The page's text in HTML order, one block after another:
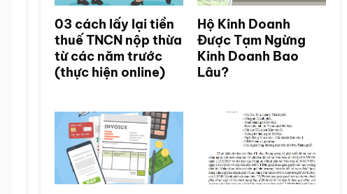
03 cách lấy lại tiền
thuế TNCN nộp thừa
từ các năm trước
(thực hiện online)
Hộ Kinh Doanh
Được Tạm Ngừng
Kinh Doanh Bao
Lâu?